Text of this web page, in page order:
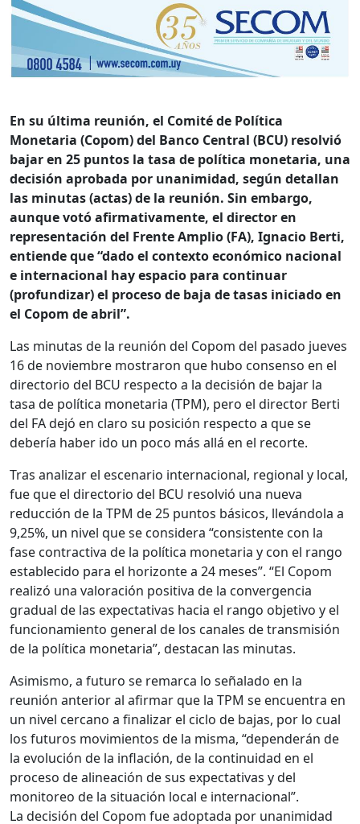
En su última reunión, el Comité de Política
Monetaria (Copom) del Banco Central (BCU) resolvió
bajar en 25 puntos la tasa de política monetaria, una
decisión aprobada por unanimidad, según detallan
las minutas (actas) de la reunión. Sin embargo,
aunque votó afirmativamente, el director en
representación del Frente Amplio (FA), Ignacio Berti,
entiende que “dado el contexto económico nacional
e internacional hay espacio para continuar
(profundizar) el proceso de baja de tasas iniciado en
el Copom de abril”.
Las minutas de la reunión del Copom del pasado jueves
16 de noviembre mostraron que hubo consenso en el
directorio del BCU respecto a la decisión de bajar la
tasa de política monetaria (TPM), pero el director Berti
del FA dejó en claro su posición respecto a que se
debería haber ido un poco más allá en el recorte.
Tras analizar el escenario internacional, regional y local,
fue que el directorio del BCU resolvió una nueva
reducción de la TPM de 25 puntos básicos, llevándola a
9,25%, un nivel que se considera “consistente con la
fase contractiva de la política monetaria y con el rango
establecido para el horizonte a 24 meses”. “El Copom
realizó una valoración positiva de la convergencia
gradual de las expectativas hacia el rango objetivo y el
funcionamiento general de los canales de transmisión
de la política monetaria”, destacan las minutas.
Asimismo, a futuro se remarca lo señalado en la
reunión anterior al afirmar que la TPM se encuentra en
un nivel cercano a finalizar el ciclo de bajas, por lo cual
los futuros movimientos de la misma, “dependerán de
la evolución de la inflación, de la continuidad en el
proceso de alineación de sus expectativas y del
monitoreo de la situación local e internacional”.
La decisión del Copom fue adoptada por unanimidad